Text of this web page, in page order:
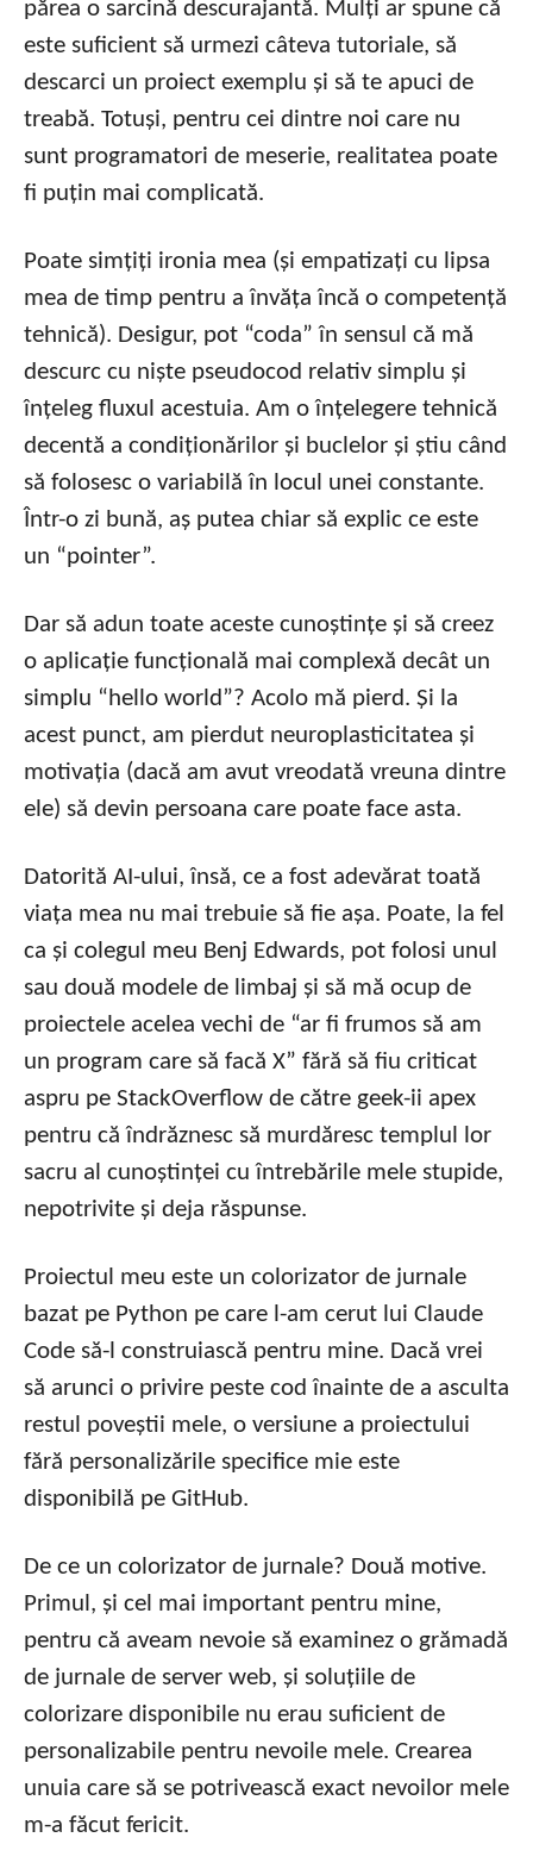
părea o sarcină descurajantă. Mulți ar spune că
este suficient să urmezi câteva tutoriale, să
descarci un proiect exemplu și să te apuci de
treabă. Totuși, pentru cei dintre noi care nu
sunt programatori de meserie, realitatea poate
fi puțin mai complicată.
Poate simțiți ironia mea (și empatizați cu lipsa
mea de timp pentru a învăța încă o competență
tehnică). Desigur, pot “coda” în sensul că mă
descurc cu niște pseudocod relativ simplu și
înțeleg fluxul acestuia. Am o înțelegere tehnică
decentă a condiționărilor și buclelor și știu când
să folosesc o variabilă în locul unei constante.
Într-o zi bună, aș putea chiar să explic ce este
un “pointer”.
Dar să adun toate aceste cunoștințe și să creez
o aplicație funcțională mai complexă decât un
simplu “hello world”? Acolo mă pierd. Și la
acest punct, am pierdut neuroplasticitatea și
motivația (dacă am avut vreodată vreuna dintre
ele) să devin persoana care poate face asta.
Datorită AI-ului, însă, ce a fost adevărat toată
viața mea nu mai trebuie să fie așa. Poate, la fel
ca și colegul meu Benj Edwards, pot folosi unul
sau două modele de limbaj și să mă ocup de
proiectele acelea vechi de “ar fi frumos să am
un program care să facă X” fără să fiu criticat
aspru pe StackOverflow de către geek-ii apex
pentru că îndrăznesc să murdăresc templul lor
sacru al cunoștinței cu întrebările mele stupide,
nepotrivite și deja răspunse.
Proiectul meu este un colorizator de jurnale
bazat pe Python pe care l-am cerut lui Claude
Code să-l construiască pentru mine. Dacă vrei
să arunci o privire peste cod înainte de a asculta
restul poveștii mele, o versiune a proiectului
fără personalizările specifice mie este
disponibilă pe GitHub.
De ce un colorizator de jurnale? Două motive.
Primul, și cel mai important pentru mine,
pentru că aveam nevoie să examinez o grămadă
de jurnale de server web, și soluțiile de
colorizare disponibile nu erau suficient de
personalizabile pentru nevoile mele. Crearea
unuia care să se potrivească exact nevoilor mele
m-a făcut fericit.